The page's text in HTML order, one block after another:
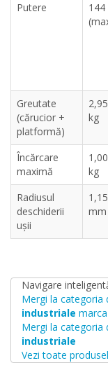
Putere
144
Greutate
(cărucior +
platformă)
kg
Încărcare
maximă
kg
Radiusul
deschiderii
ușii
mm
Navigare
Mergi la categoria
industriale marca
Mergi la categoria
industriale
Vezi toate